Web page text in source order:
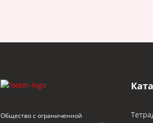
Общество с ограниченной